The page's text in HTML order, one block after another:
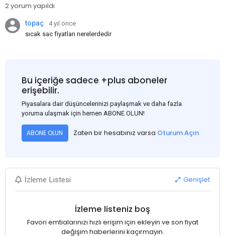
2 yorum yapıldı
topaç
4 yıl önce
sıcak sac fiyatları nerelerdedir
Bu içeriğe sadece +plus aboneler
erişebilir.
Piyasalara dair düşüncelerinizi paylaşmak ve daha fazla
yoruma ulaşmak için hemen ABONE OLUN!
ABONE OLUN Zaten bir hesabınız varsa Oturum Açın
İzleme Listesi Genişlet
İzleme listeniz boş
Favori emtialarınızı hızlı erişim için ekleyin ve son fiyat
değişim haberlerini kaçırmayın.